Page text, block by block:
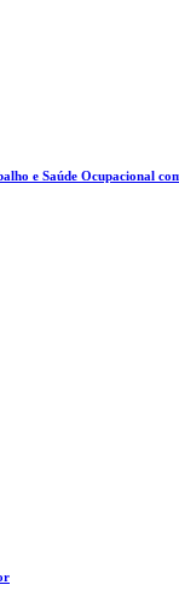
e Saúde Ocupacional